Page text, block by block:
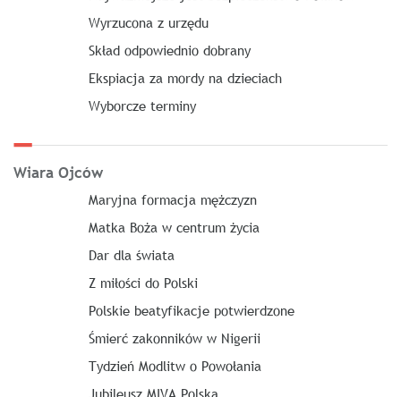
Wyrzucona z urzędu
Skład odpowiednio dobrany
Ekspiacja za mordy na dzieciach
Wyborcze terminy
Wiara Ojców
Maryjna formacja mężczyzn
Matka Boża w centrum życia
Dar dla świata
Z miłości do Polski
Polskie beatyfikacje potwierdzone
Śmierć zakonników w Nigerii
Tydzień Modlitw o Powołania
Jubileusz MIVA Polska